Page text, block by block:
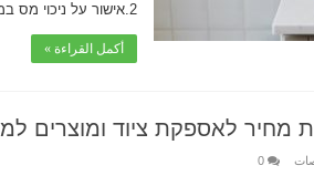
2.אישור על ניכוי מס במקור …
أكمل القراءة »
לאספקת ציוד ומוצרים
0